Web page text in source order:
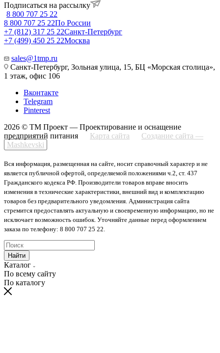
Подписаться на рассылку
8 800 707 25 22
8 800 707 25 22По России
+7 (812) 317 25 22Санкт-Петербург
+7 (499) 450 25 22Москва
sales@1tmp.ru
Санкт-Петербург, Зольная улица, 15, БЦ «Морская столица»,
1 этаж, офис 106
Вконтакте
Telegram
Pinterest
2026 © ТМ Проект — Проектирование и оснащение
предприятий питания
Карта сайта
Создание сайта —
Mashkevski
Вся информация, размещенная на сайте, носит справочный характер и не
является публичной офертой, определяемой положениями ч.2, ст. 437
Гражданского кодекса РФ. Производители товаров вправе вносить
изменения в технические характеристики, внешний вид и комплектацию
товаров без предварительного уведомления. Администрация сайта
стремится предоставлять актуальную и своевременную информацию, но не
исключает возможность ошибок. Уточняйте данные перед оформлением
заказа по телефону: 8 800 707 25 22.
Найти
Каталог
По всему сайту
По каталогу